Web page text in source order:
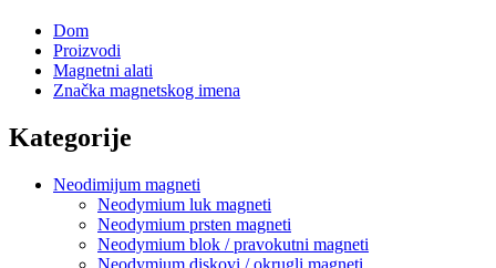
Dom
Proizvodi
Magnetni alati
Značka magnetskog imena
Kategorije
Neodimijum magneti
Neodymium luk magneti
Neodymium prsten magneti
Neodymium blok / pravokutni magneti
Neodymium diskovi / okrugli magneti